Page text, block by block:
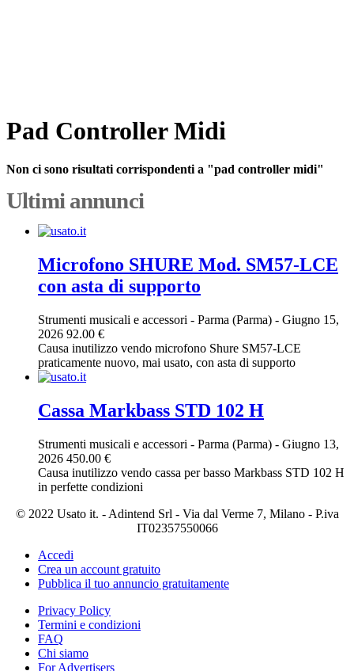
Pad Controller Midi
Non ci sono risultati corrispondenti a "pad controller midi"
Ultimi annunci
Microfono SHURE Mod. SM57-LCE
con asta di supporto
Strumenti musicali e accessori - Parma (Parma) - Giugno 15,
2026 92.00 €
Causa inutilizzo vendo microfono Shure SM57-LCE
praticamente nuovo, mai usato, con asta di supporto
Cassa Markbass STD 102 H
Strumenti musicali e accessori - Parma (Parma) - Giugno 13,
2026 450.00 €
Causa inutilizzo vendo cassa per basso Markbass STD 102 H
in perfette condizioni
© 2022 Usato it. - Adintend Srl - Via dal Verme 7, Milano - P.iva
IT02357550066
Accedi
Crea un account gratuito
Pubblica il tuo annuncio gratuitamente
Privacy Policy
Termini e condizioni
FAQ
Chi siamo
For Advertisers